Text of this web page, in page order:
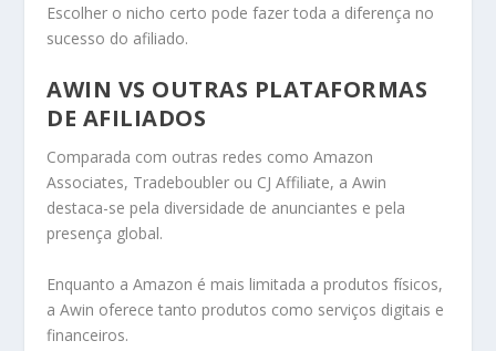
Escolher o nicho certo pode fazer toda a diferença no
sucesso do afiliado.
AWIN VS OUTRAS PLATAFORMAS
DE AFILIADOS
Comparada com outras redes como Amazon
Associates, Tradeboubler ou CJ Affiliate, a Awin
destaca-se pela diversidade de anunciantes e pela
presença global.
Enquanto a Amazon é mais limitada a produtos físicos,
a Awin oferece tanto produtos como serviços digitais e
financeiros.